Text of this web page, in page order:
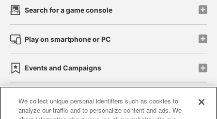
Search for a game console
Play on smartphone or PC
Events and Campaigns
Affiliate Sustainability site policy privacy policy
We collect unique personal identifiers such as cookies to
analyze our traffic and to personalize content and ads. We